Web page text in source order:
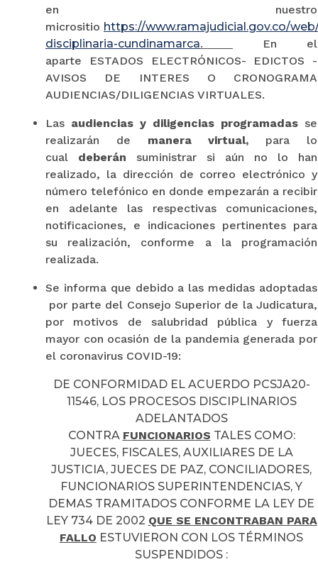
en nuestro
micrositio https://www.ramajudicial.gov.co/
disciplinaria-cundinamarca.
En el
aparte ESTADOS ELECTRÓNICOS- EDICTOS -
AVISOS DE INTERES O CRONOGRAMA
AUDIENCIAS/DILIGENCIAS VIRTUALES.
Las audiencias y diligencias programadas se
realizarán de manera virtual, para lo
cual deberán suministrar si aún no lo han
realizado, la dirección de correo electrónico y
número telefónico en donde empezarán a recibir
en adelante las respectivas comunicaciones,
notificaciones, e indicaciones pertinentes para
su realización, conforme a la programación
realizada.
Se informa que debido a las medidas adoptadas
por parte del Consejo Superior de la Judicatura,
por motivos de salubridad pública y fuerza
mayor con ocasión de la pandemia generada por
el coronavirus COVID-19:
DE CONFORMIDAD EL ACUERDO PCSJA20-
11546, LOS PROCESOS DISCIPLINARIOS
ADELANTADOS
CONTRA FUNCIONARIOS TALES COMO:
JUECES, FISCALES, AUXILIARES DE LA
JUSTICIA, JUECES DE PAZ, CONCILIADORES,
FUNCIONARIOS SUPERINTENDENCIAS, Y
DEMAS TRAMITADOS CONFORME LA LEY DE
LEY 734 DE 2002 QUE SE ENCONTRABAN PARA
FALLO ESTUVIERON CON LOS TÉRMINOS
SUSPENDIDOS :